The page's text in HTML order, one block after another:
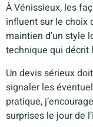
À Vénissieux, les
influent sur le choix
maintien d’un style
technique qui décrit
Un devis sérieux
signaler les
pratique,
surprises le jour de